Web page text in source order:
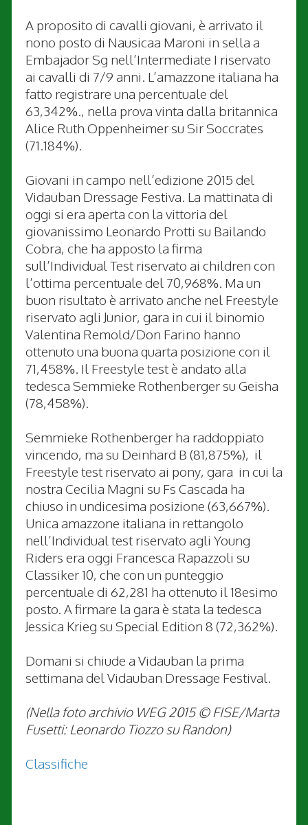
A proposito di cavalli giovani, è arrivato il
nono posto di Nausicaa Maroni in sella a
Embajador Sg nell’Intermediate I riservato
ai cavalli di 7/9 anni. L’amazzone italiana ha
fatto registrare una percentuale del
63,342%., nella prova vinta dalla britannica
Alice Ruth Oppenheimer su Sir Soccrates
(71.184%).
Giovani in campo nell’edizione 2015 del
Vidauban Dressage Festiva. La mattinata di
oggi si era aperta con la vittoria del
giovanissimo Leonardo Protti su Bailando
Cobra, che ha apposto la firma
sull’Individual Test riservato ai children con
l’ottima percentuale del 70,968%. Ma un
buon risultato è arrivato anche nel Freestyle
riservato agli Junior, gara in cui il binomio
Valentina Remold/Don Farino hanno
ottenuto una buona quarta posizione con il
71,458%. Il Freestyle test è andato alla
tedesca Semmieke Rothenberger su Geisha
(78,458%).
Semmieke Rothenberger ha raddoppiato
vincendo, ma su Deinhard B (81,875%), il
Freestyle test riservato ai pony, gara in cui la
nostra Cecilia Magni su Fs Cascada ha
chiuso in undicesima posizione (63,667%).
Unica amazzone italiana in rettangolo
nell’Individual test riservato agli Young
Riders era oggi Francesca Rapazzoli su
Classiker 10, che con un punteggio
percentuale di 62,281 ha ottenuto il 18esimo
posto. A firmare la gara è stata la tedesca
Jessica Krieg su Special Edition 8 (72,362%).
Domani si chiude a Vidauban la prima
settimana del Vidauban Dressage Festival.
(Nella foto archivio WEG 2015 © FISE/Marta
Fusetti: Leonardo Tiozzo su Randon)
Classifiche